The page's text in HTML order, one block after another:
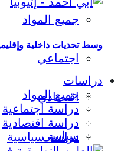
جميع المواد
اجتماعي
اقتصادي
سياسي
وسط تحديات داخلية
دراسات
جميع المواد
دراسة اجتماعية
دراسة اقتصادية
دراسة سياسية